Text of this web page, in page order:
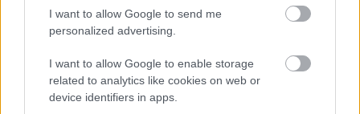
I want to allow Google to send me
personalized advertising.
I want to allow Google to enable storage
related to analytics like cookies on web or
device identifiers in apps.
Szvetlána Svájcban